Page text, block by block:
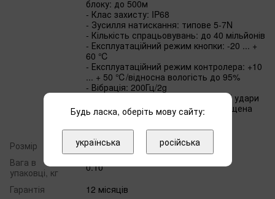
блоку: до 500м
- Клас захисту: IP68
- Зусилля натискання: типове 5-7N
- Кількість спрацьовувань: до 40 мільйонів
- Експлуатаційний режим кнопки: -20 ... +
60 ℃
- Експлуатаційний режим контролера: +10
... + 50 ℃/відносна вологість до 95%
- Вібрація: 200Гц/2g
- Міцність: 3 g, 20 мс, багаторазові удари
- Електромагнітні перешкоди: захищена
- Електромагнітні випромінювання:
відсутні
Розмір
39х25 мм
Вага в
упаковці, кг
0.10
Гарантія
12 місяців
Будь ласка, оберіть мову сайту:
українська російська